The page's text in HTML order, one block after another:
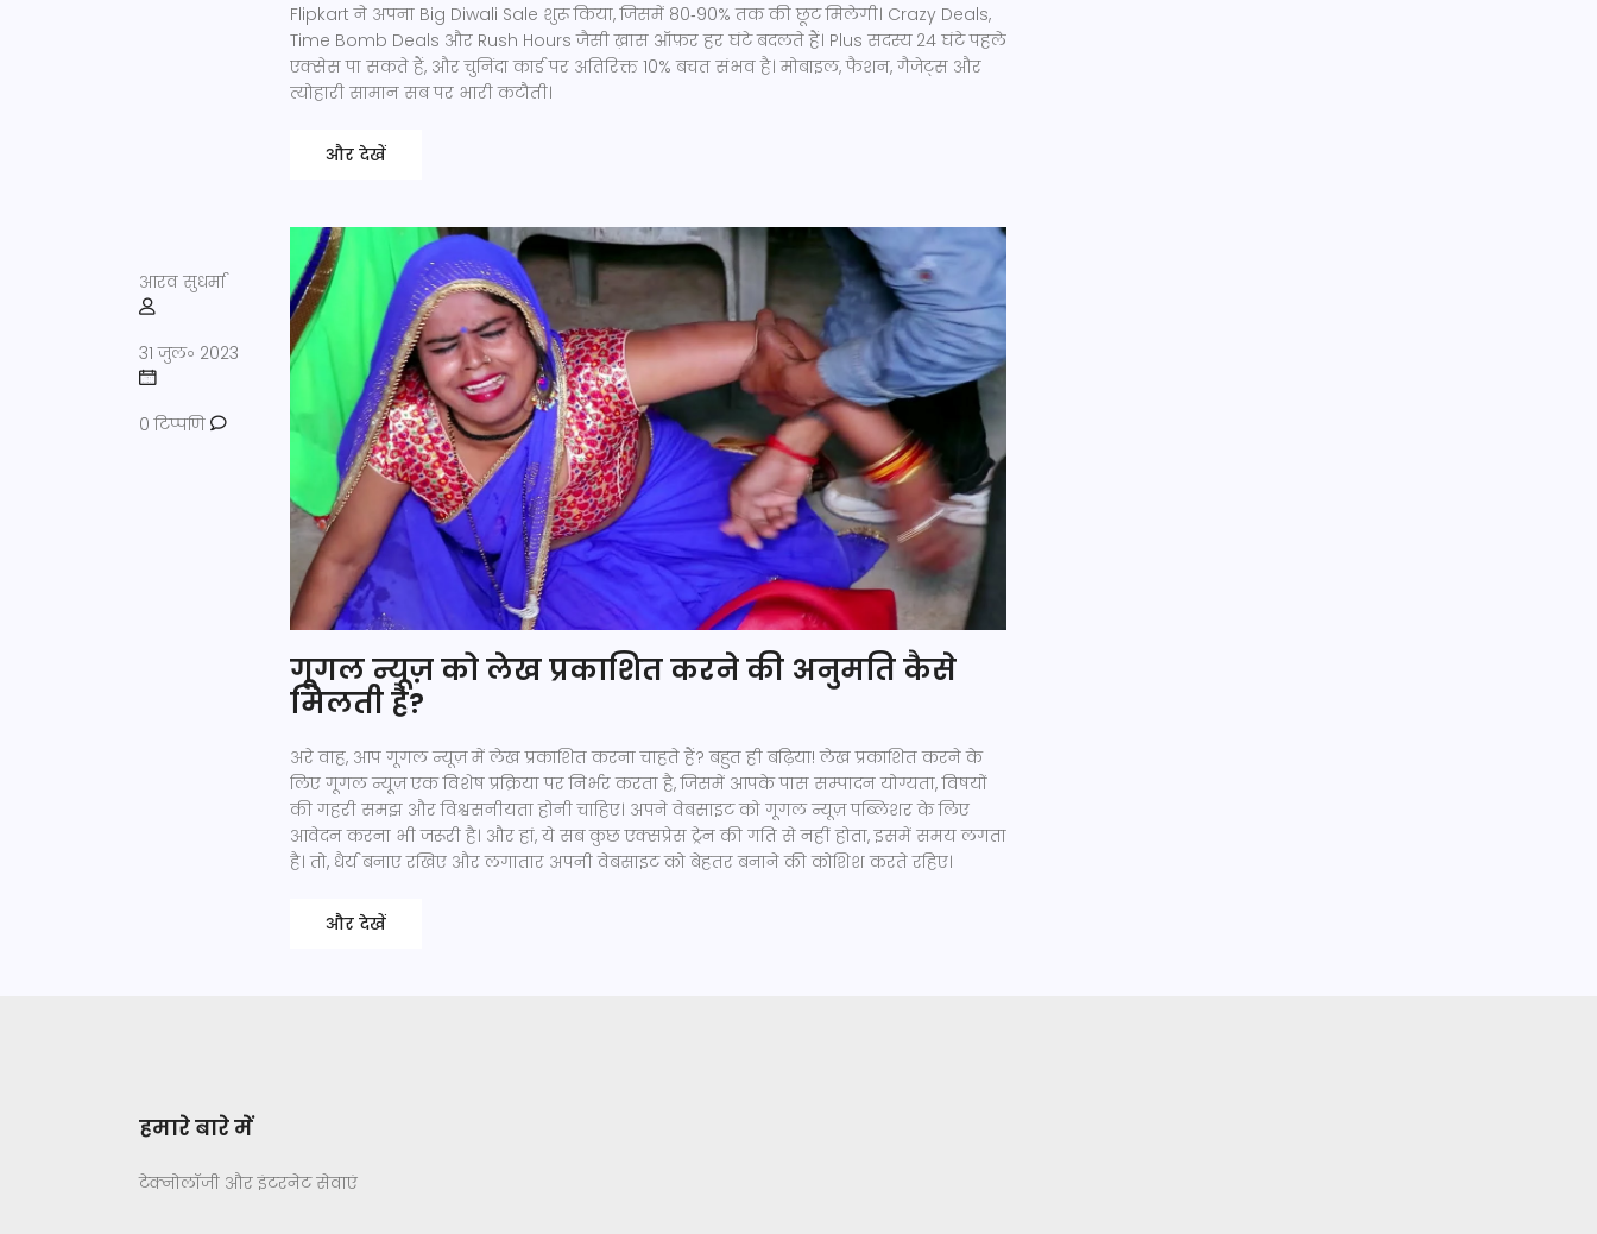
Flipkart ने अपना Big Diwali Sale शुरू किया, जिसमें 80‑90% तक की छूट मिलेगी। Crazy Deals,
Time Bomb Deals और Rush Hours जैसी ख़ास ऑफ़र हर घंटे बदलते हैं। Plus सदस्य 24 घंटे पहले
एक्सेस पा सकते हैं, और चुनिंदा कार्ड पर अतिरिक्त 10% बचत संभव है। मोबाइल, फैशन, गैजेट्स और
त्योहारी सामान सब पर भारी कटौती।
और देखें
आरव सुधर्मा
31 जुल॰ 2023
0 टिप्पणि
गूगल न्यूज़ को लेख प्रकाशित करने की अनुमति कैसे
मिलती है?
अरे वाह, आप गूगल न्यूज़ में लेख प्रकाशित करना चाहते हैं? बहुत ही बढ़िया! लेख प्रकाशित करने के
लिए गूगल न्यूज़ एक विशेष प्रक्रिया पर निर्भर करता है, जिसमें आपके पास सम्पादन योग्यता, विषयों
की गहरी समझ और विश्वसनीयता होनी चाहिए। अपने वेबसाइट को गूगल न्यूज़ पब्लिशर के लिए
आवेदन करना भी जरूरी है। और हां, ये सब कुछ एक्सप्रेस ट्रेन की गति से नहीं होता, इसमें समय लगता
है। तो, धैर्य बनाए रखिए और लगातार अपनी वेबसाइट को बेहतर बनाने की कोशिश करते रहिए।
और देखें
हमारे बारे में
टेक्नोलॉजी और इंटरनेट सेवाएं